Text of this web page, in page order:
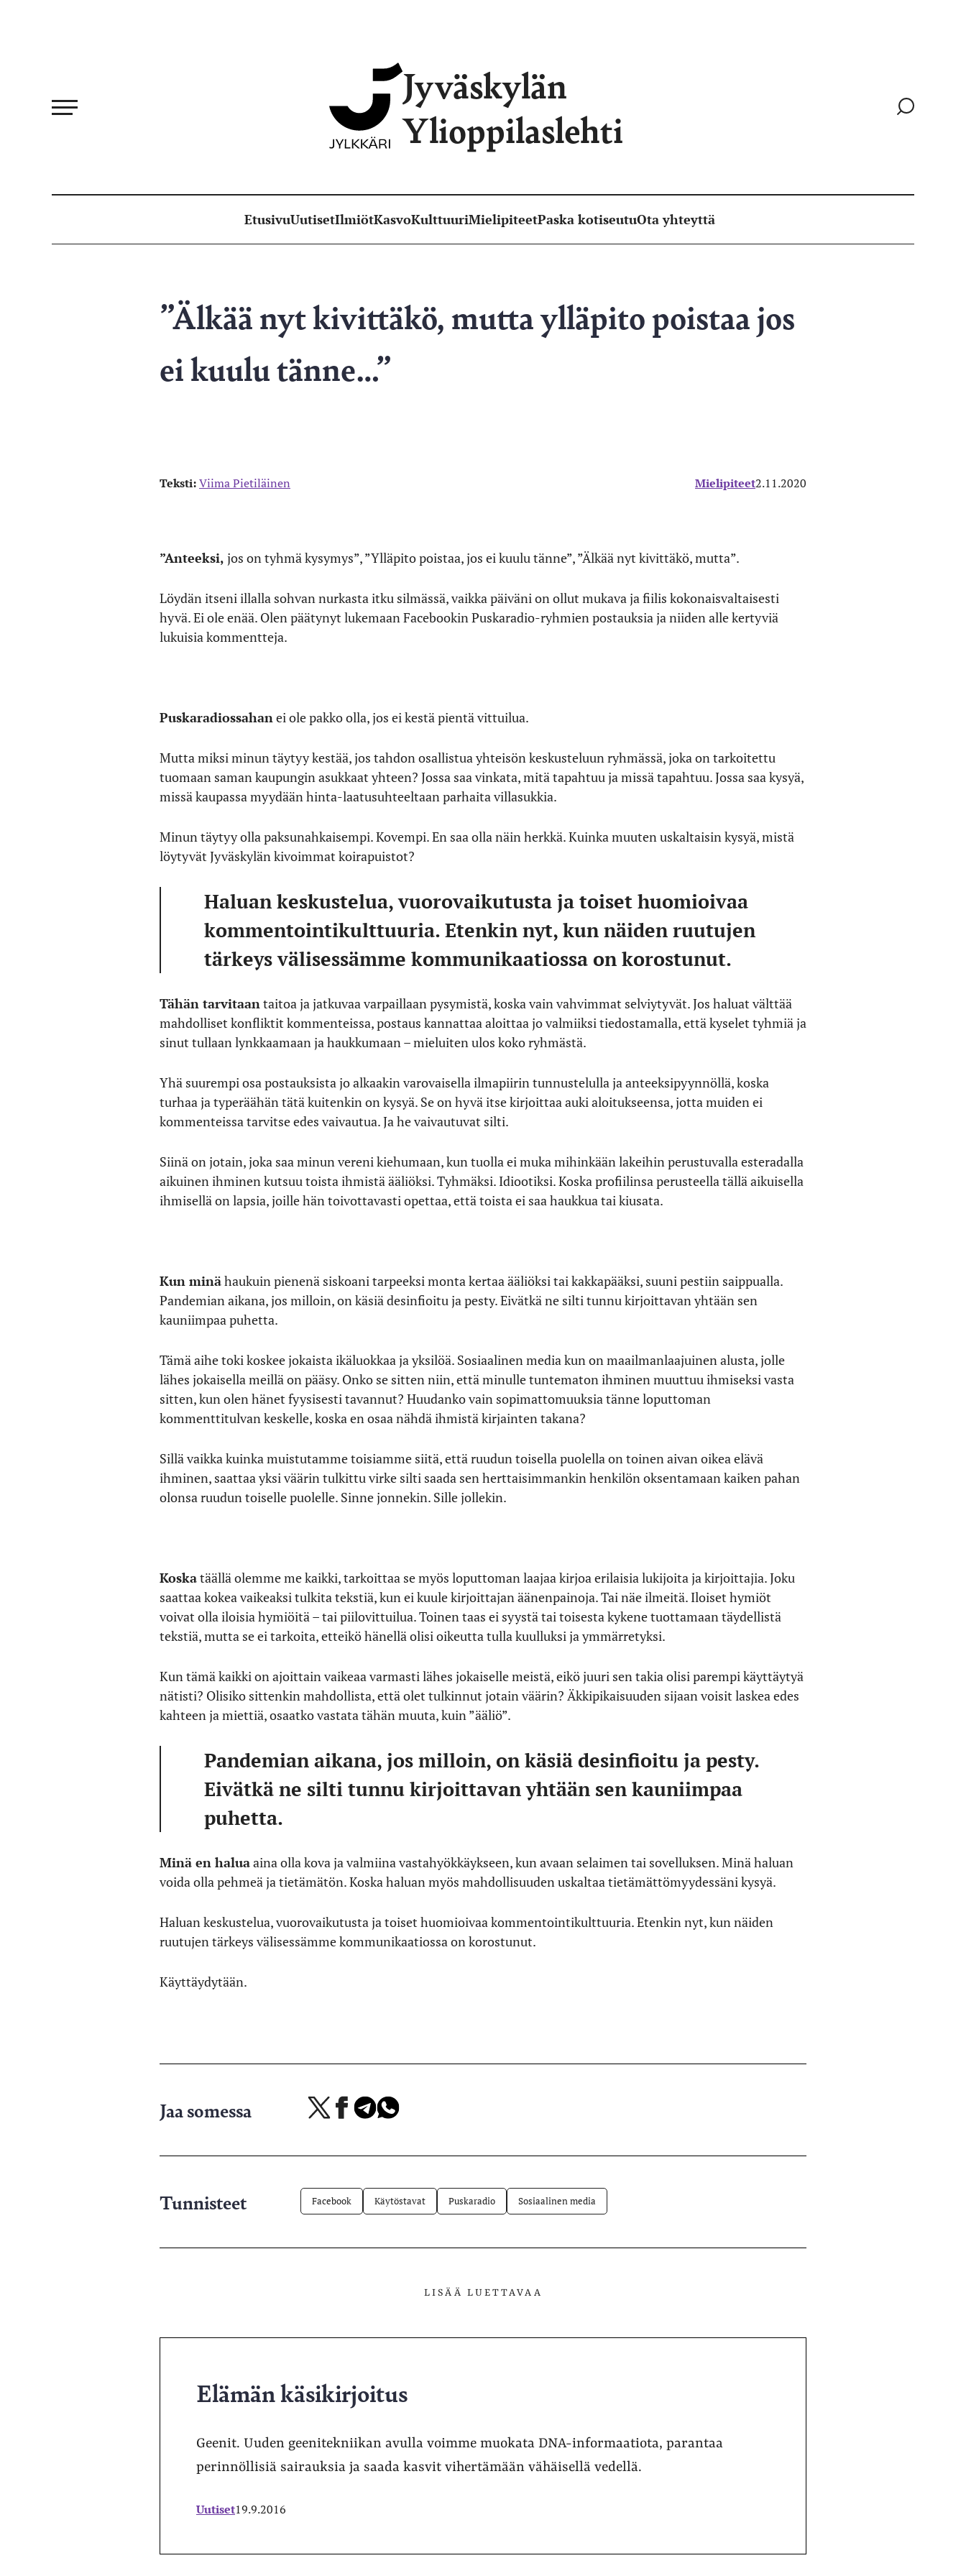
Jyväskylän
Ylioppilaslehti
Siirry
EtusivuUutisetIlmiötKasvoKulttuuriMielipiteetPaska kotiseutuOta yhteyttä
”Älkää nyt kivittäkö, mutta ylläpito poistaa jos
ei kuulu tänne…”
Teksti:Viima Pietiläinen Mielipiteet2.11.2020
”Anteeksi, jos on tyhmä kysymys”, ”Ylläpito poistaa, jos ei kuulu tänne”, ”Älkää nyt kivittäkö, mutta”.
Löydän itseni illalla sohvan nurkasta itku silmässä, vaikka päiväni on ollut mukava ja fiilis kokonaisvaltaisesti
hyvä. Ei ole enää. Olen päätynyt lukemaan Facebookin Puskaradio-ryhmien postauksia ja niiden alle kertyviä
lukuisia kommentteja.
Puskaradiossahanei ole pakko olla, jos ei kestä pientä vittuilua.
Mutta miksi minun täytyy kestää, jos tahdon osallistua yhteisön keskusteluun ryhmässä, joka on tarkoitettu
tuomaan saman kaupungin asukkaat yhteen? Jossa saa vinkata, mitä tapahtuu ja missä tapahtuu. Jossa saa kysyä,
missä kaupassa myydään hinta-laatusuhteeltaan parhaita villasukkia.
Minun täytyy olla paksunahkaisempi. Kovempi. En saa olla näin herkkä. Kuinka muuten uskaltaisin kysyä, mistä
löytyvät Jyväskylän kivoimmat koirapuistot?
Haluan keskustelua, vuorovaikutusta ja toiset huomioivaa
kommentointikulttuuria. Etenkin nyt, kun näiden ruutujen
tärkeys välisessämme kommunikaatiossa on korostunut.
Tähän tarvitaantaitoa ja jatkuvaa varpaillaan pysymistä, koska vain vahvimmat selviytyvät. Jos haluat välttää
mahdolliset konfliktit kommenteissa, postaus kannattaa aloittaa jo valmiiksi tiedostamalla, että kyselet tyhmiä ja
sinut tullaan lynkkaamaan ja haukkumaan – mieluiten ulos koko ryhmästä.
Yhä suurempi osa postauksista jo alkaakin varovaisella ilmapiirin tunnustelulla ja anteeksipyynnöllä, koska
turhaa ja typeräähän tätä kuitenkin on kysyä. Se on hyvä itse kirjoittaa auki aloitukseensa, jotta muiden ei
kommenteissa tarvitse edes vaivautua. Ja he vaivautuvat silti.
Siinä on jotain, joka saa minun vereni kiehumaan, kun tuolla ei muka mihinkään lakeihin perustuvalla esteradalla
aikuinen ihminen kutsuu toista ihmistä ääliöksi. Tyhmäksi. Idiootiksi. Koska profiilinsa perusteella tällä aikuisella
ihmisellä on lapsia, joille hän toivottavasti opettaa, että toista ei saa haukkua tai kiusata.
Kun minähaukuin pienenä siskoani tarpeeksi monta kertaa ääliöksi tai kakkapääksi, suuni pestiin saippualla.
Pandemian aikana, jos milloin, on käsiä desinfioitu ja pesty. Eivätkä ne silti tunnu kirjoittavan yhtään sen
kauniimpaa puhetta.
Tämä aihe toki koskee jokaista ikäluokkaa ja yksilöä. Sosiaalinen media kun on maailmanlaajuinen alusta, jolle
lähes jokaisella meillä on pääsy. Onko se sitten niin, että minulle tuntematon ihminen muuttuu ihmiseksi vasta
sitten, kun olen hänet fyysisesti tavannut? Huudanko vain sopimattomuuksia tänne loputtoman
kommenttitulvan keskelle, koska en osaa nähdä ihmistä kirjainten takana?
Sillä vaikka kuinka muistutamme toisiamme siitä, että ruudun toisella puolella on toinen aivan oikea elävä
ihminen, saattaa yksi väärin tulkittu virke silti saada sen herttaisimmankin henkilön oksentamaan kaiken pahan
olonsa ruudun toiselle puolelle. Sinne jonnekin. Sille jollekin.
Koskatäällä olemme me kaikki, tarkoittaa se myös loputtoman laajaa kirjoa erilaisia lukijoita ja kirjoittajia. Joku
saattaa kokea vaikeaksi tulkita tekstiä, kun ei kuule kirjoittajan äänenpainoja. Tai näe ilmeitä. Iloiset hymiöt
voivat olla iloisia hymiöitä – tai piilovittuilua. Toinen taas ei syystä tai toisesta kykene tuottamaan täydellistä
tekstiä, mutta se ei tarkoita, etteikö hänellä olisi oikeutta tulla kuulluksi ja ymmärretyksi.
Kun tämä kaikki on ajoittain vaikeaa varmasti lähes jokaiselle meistä, eikö juuri sen takia olisi parempi käyttäytyä
nätisti? Olisiko sittenkin mahdollista, että olet tulkinnut jotain väärin? Äkkipikaisuuden sijaan voisit laskea edes
kahteen ja miettiä, osaatko vastata tähän muuta, kuin ”ääliö”.
Pandemian aikana, jos milloin, on käsiä desinfioitu ja pesty.
Eivätkä ne silti tunnu kirjoittavan yhtään sen kauniimpaa
puhetta.
Minä en haluaaina olla kova ja valmiina vastahyökkäykseen, kun avaan selaimen tai sovelluksen. Minä haluan
voida olla pehmeä ja tietämätön. Koska haluan myös mahdollisuuden uskaltaa tietämättömyydessäni kysyä.
Haluan keskustelua, vuorovaikutusta ja toiset huomioivaa kommentointikulttuuria. Etenkin nyt, kun näiden
ruutujen tärkeys välisessämme kommunikaatiossa on korostunut.
Käyttäydytään.
Jaa somessa
Jaa
palvelussa
Jaa Jaa Jaa
Tunnisteet Facebook Käytöstavat Puskaradio Sosiaalinen media
LISÄÄ LUETTAVAA
Elämän käsikirjoitus
Geenit. Uuden geenitekniikan avulla voimme muokata DNA-informaatiota, parantaa
perinnöllisiä sairauksia ja saada kasvit vihertämään vähäisellä vedellä.
Uutiset19.9.2016